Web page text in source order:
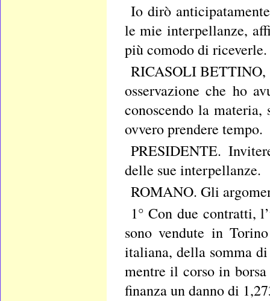
Io dirò
le mie interpellanze,
più comodo di riceverle.
RICASOLI BETTINO,
osservazione che ho
conoscendo la
ovvero prendere tempo.
PRESIDENTE.
delle sue interpellanze.
ROMANO. Gli
1° Con due contratti,
sono vendute in
italiana, della somma
mentre il corso in
finanza un danno di